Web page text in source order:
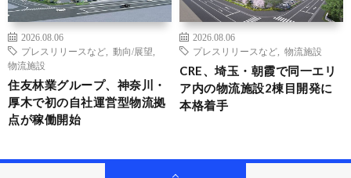
2026.08.06
プレスリリースなど
動向/展望
物流施設
住友林業グループ、神奈川・
厚木で初の自社運営型物流拠
点が稼働開始
2026.08.06
プレスリリースなど
物流施設
CRE、埼玉・朝霞で同一エリ
ア内の物流施設2棟目開発に
本格着手